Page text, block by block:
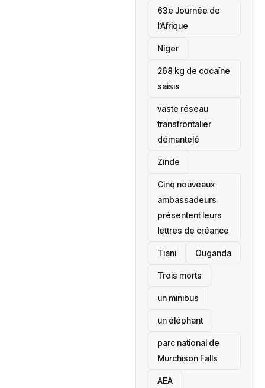
63e Journée de
l’Afrique
‎Niger
268 kg de cocaïne
saisis
vaste réseau
transfrontalier
démantelé
Zinde
Cinq nouveaux
ambassadeurs
présentent leurs
lettres de créance
Tiani ‎Ouganda
Trois morts
un minibus
un éléphant
parc national de
Murchison Falls
AEA